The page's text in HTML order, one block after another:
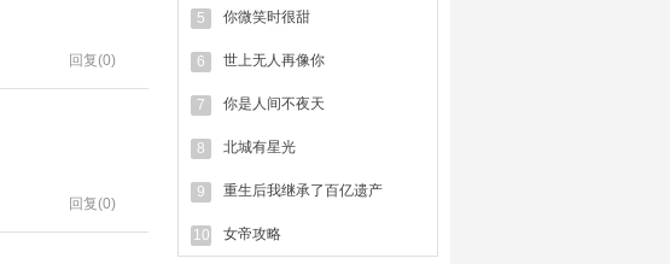
回复(0)
回复(0)
沐小楼对 《退婚夜！我撕了战神世
子爷的衣服！》 投红票1票
沐小楼对 《退婚夜！我撕了战神世
子爷的衣服！》 进行了评论
沐小楼
对 《退婚夜！我撕了战神世
子爷的衣服！》 投红票1票
5 你微笑时很甜
6 世上无人再像你
7 你是人间不夜天
8 北城有星光
9 重生后我继承了百亿遗产
10 女帝攻略